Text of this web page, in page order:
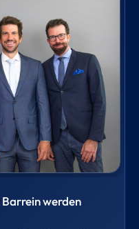
Sparkassen
die Bürgschaft des
vorbereitet und die
erstellt.
werden